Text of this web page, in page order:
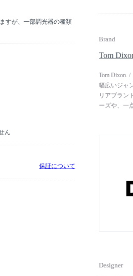
Brand
Tom
Tom Dixon.
幅広いジャ
リアブラン
ーズや、一
つ工業的
ながらも
ア」は、
Designer
すが、一部調光器の種類
ん
保証について